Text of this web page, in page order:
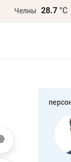
Челны 28.7 °С